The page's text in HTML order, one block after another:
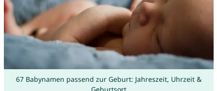
67 Babynamen passend zur Geburt: Jahreszeit, Uhrzeit &